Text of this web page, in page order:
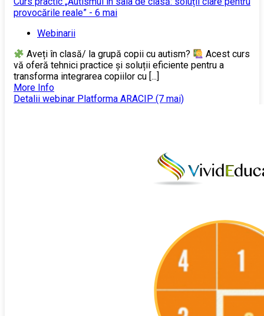
provocările reale” - 6 mai
Webinarii
Aveți în clasă/ la grupă copii cu autism?
Acest curs
vă oferă tehnici practice și soluții eficiente pentru a
transforma integrarea copiilor cu [...]
More Info
Detalii webinar Platforma ARACIP (7 mai)